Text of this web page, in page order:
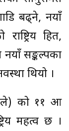
बढ्ने, नयाँ
हित,
नयाँ सङ्कल्पका
थियो ।
को ११ औँ
महत्व छ ।